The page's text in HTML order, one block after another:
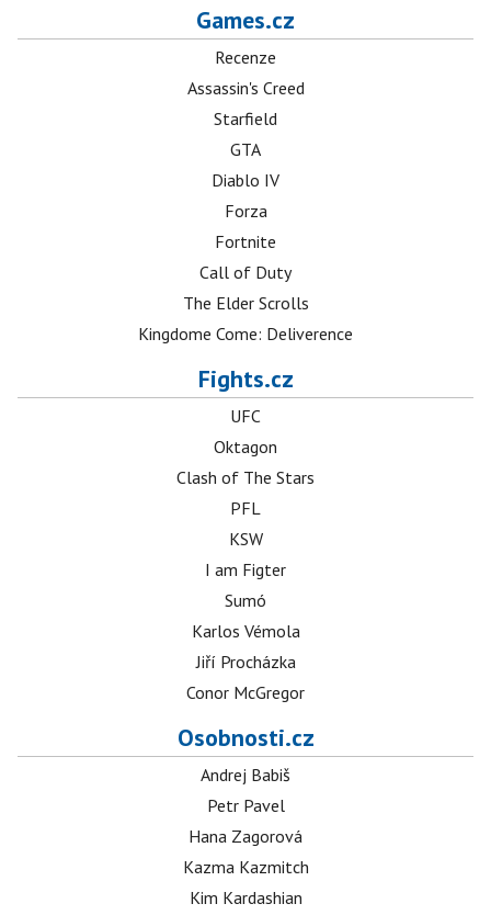
Games.cz
Recenze
Assassin's Creed
Starfield
GTA
Diablo IV
Forza
Fortnite
Call of Duty
The Elder Scrolls
Kingdome Come: Deliverence
Fights.cz
UFC
Oktagon
Clash of The Stars
PFL
KSW
I am Figter
Sumó
Karlos Vémola
Jiří Procházka
Conor McGregor
Osobnosti.cz
Andrej Babiš
Petr Pavel
Hana Zagorová
Kazma Kazmitch
Kim Kardashian